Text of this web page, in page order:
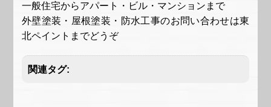
一般住宅からアパート・ビル・マンションまで
外壁塗装・屋根塗装・防水工事のお問い合わせは東
北ペイント までどうぞ
関連タグ: